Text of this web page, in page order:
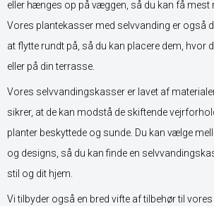
eller hænges op på væggen, så du kan få mest
Vores plantekasser med selvvanding er også
at flytte rundt på, så du kan placere dem, hvor
eller på din terrasse.
Vores selvvandingskasser er lavet af
sikrer, at de kan modstå de skiftende
planter beskyttede og sunde. Du kan vælge
og designs, så du kan finde en
stil og dit hjem.
Vi tilbyder også en bred vifte af tilbehør til